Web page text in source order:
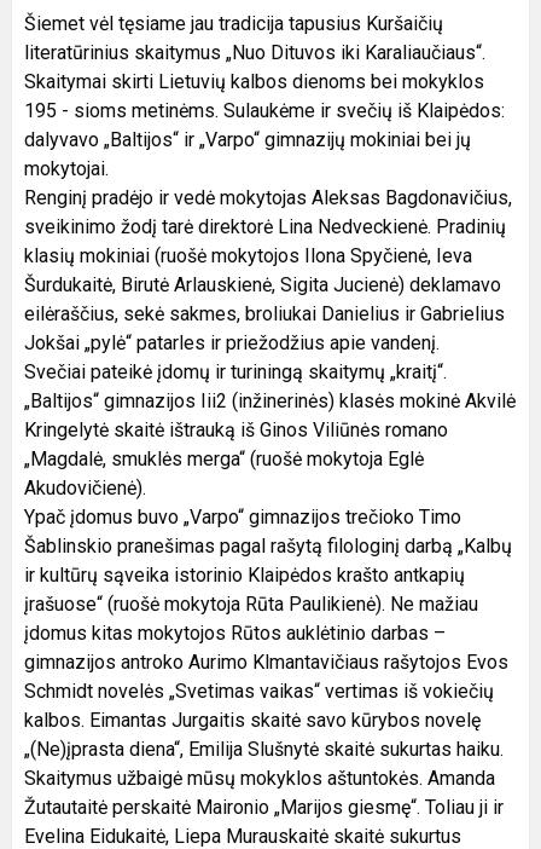
Šiemet vėl tęsiame jau tradicija tapusius Kuršaičių
literatūrinius skaitymus „Nuo Dituvos iki Karaliaučiaus“.
Skaitymai skirti Lietuvių kalbos dienoms bei mokyklos
195 - sioms metinėms. Sulaukėme ir svečių iš Klaipėdos:
dalyvavo „Baltijos“ ir „Varpo“ gimnazijų mokiniai bei jų
mokytojai.
Renginį pradėjo ir vedė mokytojas Aleksas Bagdonavičius,
sveikinimo žodį tarė direktorė Lina Nedveckienė. Pradinių
klasių mokiniai (ruošė mokytojos Ilona Spyčienė, Ieva
Šurdukaitė, Birutė Arlauskienė, Sigita Jucienė) deklamavo
eilėraščius, sekė sakmes, broliukai Danielius ir Gabrielius
Jokšai „pylė“ patarles ir priežodžius apie vandenį.
Svečiai pateikė įdomų ir turiningą skaitymų „kraitį“.
„Baltijos“ gimnazijos Iii2 (inžinerinės) klasės mokinė Akvilė
Kringelytė skaitė ištrauką iš Ginos Viliūnės romano
„Magdalė, smuklės merga“ (ruošė mokytoja Eglė
Akudovičienė).
Ypač įdomus buvo „Varpo“ gimnazijos trečioko Timo
Šablinskio pranešimas pagal rašytą filologinį darbą „Kalbų
ir kultūrų sąveika istorinio Klaipėdos krašto antkapių
įrašuose“ (ruošė mokytoja Rūta Paulikienė). Ne mažiau
įdomus kitas mokytojos Rūtos auklėtinio darbas –
gimnazijos antroko Aurimo Klmantavičiaus rašytojos Evos
Schmidt novelės „Svetimas vaikas“ vertimas iš vokiečių
kalbos. Eimantas Jurgaitis skaitė savo kūrybos novelę
„(Ne)įprasta diena“, Emilija Slušnytė skaitė sukurtas haiku.
Skaitymus užbaigė mūsų mokyklos aštuntokės. Amanda
Žutautaitė perskaitė Maironio „Marijos giesmę“. Toliau ji ir
Evelina Eidukaitė, Liepa Murauskaitė skaitė sukurtus